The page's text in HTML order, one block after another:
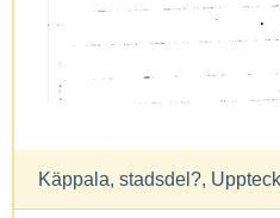
Käppala, stadsdel?,